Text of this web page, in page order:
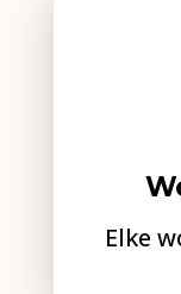
Elke